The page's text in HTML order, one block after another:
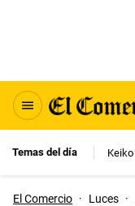
Temas del día
El Comercio · Luces ·